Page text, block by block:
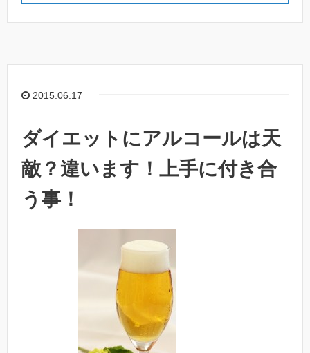
2015.06.17
ダイエットにアルコールは天
敵？違います！上手に付き合
う事！